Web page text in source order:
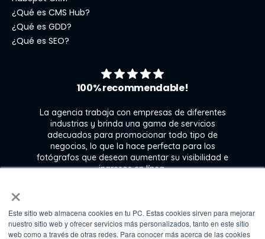
×
Este sitio web almacena cookies en tu PC. Estas cookies sirven para mejorar
nuestro sitio web y ofrecer servicios más personalizados, tanto en este sitio
web como a través de otras redes. Para conocer más acerca de las cookies
¿Qué es CMS Hub?
¿Qué es GDD?
¿Qué es SEO?
100% recommendable!
La agencia trabaja con empresas de diferentes
industrias y brinda una gama de servicios
adecuados para promocionar todo tipo de
negocios, lo que la hace perfecta para los
fotógrafos que desean aumentar su visibilidad e
ingresos en línea.
Kate Gross
Marketing & graphic design assistant at